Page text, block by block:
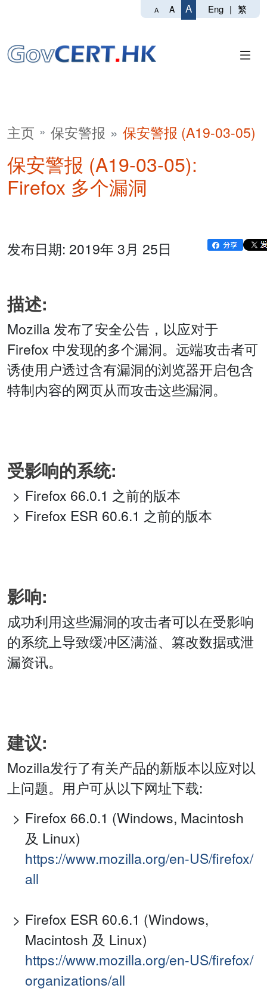
A A A Eng | 繁
主页 保安警报 保安警报 (A19-03-05)
保安警报 (A19-03-05):
Firefox 多个漏洞
发布日期: 2019年 3月 25日
描述:
Mozilla 发布了安全公告，以应对于
Firefox 中发现的多个漏洞。远端攻击者可
诱使用户透过含有漏洞的浏览器开启包含
特制内容的网页从而攻击这些漏洞。
受影响的系统:
Firefox 66.0.1 之前的版本
Firefox ESR 60.6.1 之前的版本
影响:
成功利用这些漏洞的攻击者可以在受影响
的系统上导致缓冲区满溢、篡改数据或泄
漏资讯。
建议:
Mozilla发行了有关产品的新版本以应对以
上问题。用户可从以下网址下载:
Firefox 66.0.1 (Windows, Macintosh
及 Linux)
https://www.mozilla.org/en-US/firefox/
all
Firefox ESR 60.6.1 (Windows,
Macintosh 及 Linux)
https://www.mozilla.org/en-US/firefox/
organizations/all